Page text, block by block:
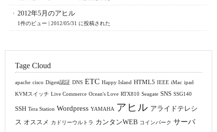
2012年5月のアヒル
1件のビュー | 2012/05/31 に投稿された
Tage Cloud
apache cisco Digest認証 DNS ETC Happy Island HTML5 IEEE iMac ipad
KVMスイッチ Live Commerce Ocean's Love RTX810 Seagate SNS SSG140
SSH Tera Station Wordpress YAMAHA アヒル アライドテレシ
ス オススメ カドリーウルトラ カンタンWEB コインパーク サーバ